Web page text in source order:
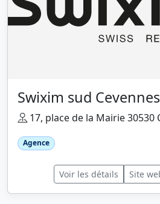
Swixim sud Cevennes
17, place de la Mairie
Agence
Voir les détails Site